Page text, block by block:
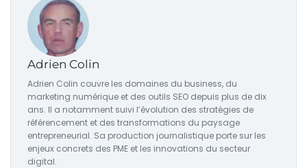
Adrien Colin
Adrien Colin couvre les domaines du business, du
marketing numérique et des outils SEO depuis plus de dix
ans. Il a notamment suivi l’évolution des stratégies de
référencement et des transformations du paysage
entrepreneurial. Sa production journalistique porte sur les
enjeux concrets des PME et les innovations du secteur
digital.